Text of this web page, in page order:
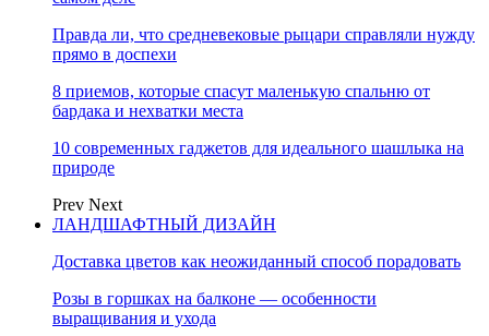
Правда ли, что средневековые рыцари справляли нужду
прямо в доспехи
8 приемов, которые спасут маленькую спальню от
бардака и нехватки места
10 современных гаджетов для идеального шашлыка на
природе
Prev Next
ЛАНДШАФТНЫЙ ДИЗАЙН
Доставка цветов как неожиданный способ порадовать
Розы в горшках на балконе — особенности
выращивания и ухода